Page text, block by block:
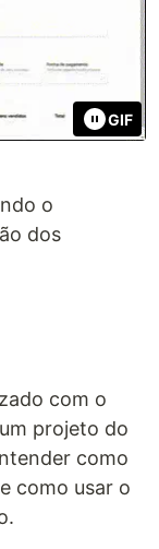
GIF
o
dos
com o
projeto do
como
como usar o